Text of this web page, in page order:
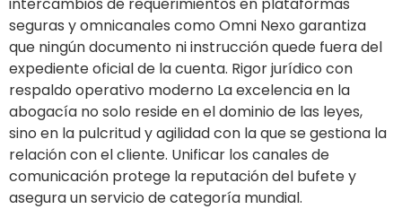
seguras y omnicanales como Omni Nexo garantiza
que ningún documento ni instrucción quede fuera del
expediente oficial de la cuenta. Rigor jurídico con
respaldo operativo moderno La excelencia en la
abogacía no solo reside en el dominio de las leyes,
sino en la pulcritud y agilidad con la que se gestiona la
relación con el cliente. Unificar los canales de
comunicación protege la reputación del bufete y
asegura un servicio de categoría mundial.